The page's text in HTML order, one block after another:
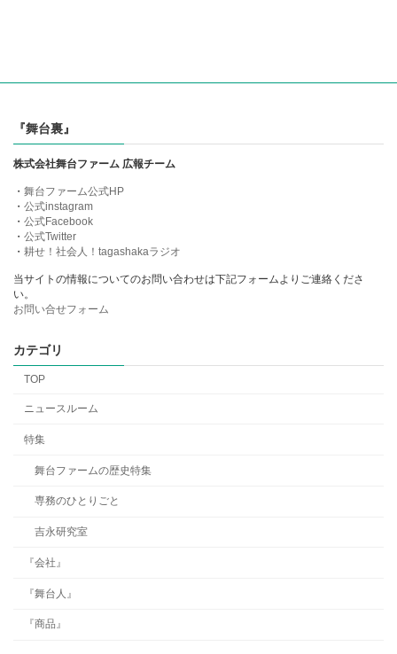
『舞台裏』
株式会社舞台ファーム 広報チーム
・ 舞台ファーム公式HP
・ 公式instagram
・ 公式Facebook
・ 公式Twitter
・ 耕せ！社会人！tagashakaラジオ
当サイトの情報についてのお問い合わせは下記フォームよりご連絡くださ
い。
お問い合せフォーム
カテゴリ
TOP
ニュースルーム
特集
舞台ファームの歴史特集
専務のひとりごと
吉永研究室
『会社』
『舞台人』
『商品』